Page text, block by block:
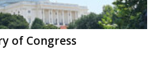
of Congress